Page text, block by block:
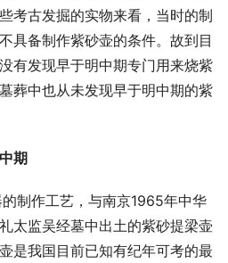
考古发掘的实物来看，当时的制
具备制作紫砂壶的条件。故到目
有发现早于明中期专门用来烧紫
葬中也从未发现早于明中期的紫
期
制作工艺，与南京1965年中华
太监吴经墓中出土的紫砂提梁壶
是我国目前已知有纪年可考的最